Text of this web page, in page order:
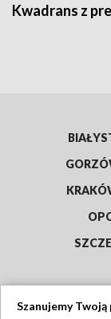
Kwadrans z
Szanujemy